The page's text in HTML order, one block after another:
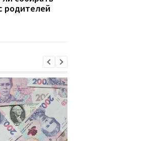
родителей